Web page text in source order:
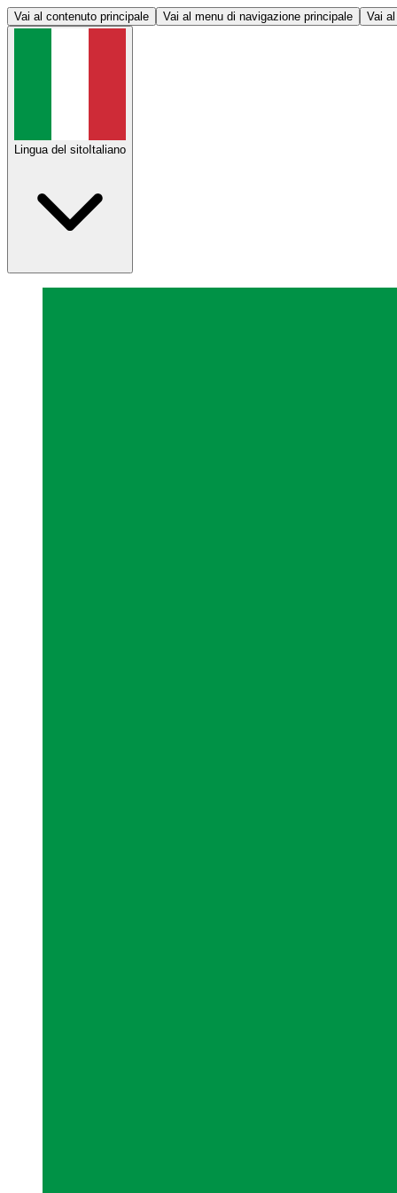
Vai al contenuto principale Vai al menu di navigazione principale Vai
Lingua del sito Italiano